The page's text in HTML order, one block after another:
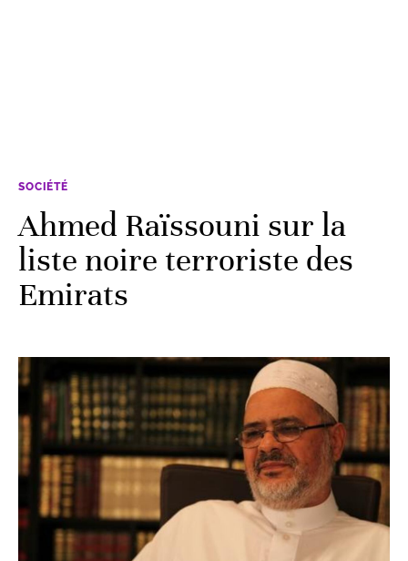
SOCIÉTÉ
Ahmed Raïssouni sur la
liste noire terroriste des
Emirats